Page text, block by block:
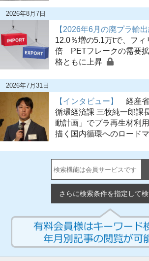
2026年8月7日
【2026年6月の廃プラ輸出
12.0％増の5.1万tで、フ
倍 PETフレークの需要
格ともに上昇
2026年7月31日
【インタビュー】
経産省
循環経済課 三牧純一郎
動計画」でプラ再生材利
描く国内循環へのロード
さらに検索条件を指定して